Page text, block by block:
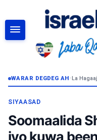
WARAR DEGDEG AH•La
SIYAASAD
Soomaalida
iyo kuwa